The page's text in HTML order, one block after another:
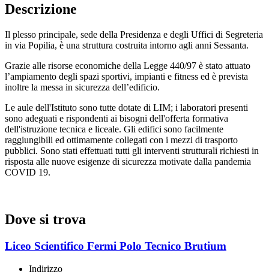
Descrizione
Il plesso principale, sede della Presidenza e degli Uffici di Segreteria
in via Popilia, è una struttura costruita intorno agli anni Sessanta.
Grazie alle risorse economiche della Legge 440/97 è stato attuato
l’ampiamento degli spazi sportivi, impianti e fitness ed è prevista
inoltre la messa in sicurezza dell’edificio.
Le aule dell'Istituto sono tutte dotate di LIM; i laboratori presenti
sono adeguati e rispondenti ai bisogni dell'offerta formativa
dell'istruzione tecnica e liceale. Gli edifici sono facilmente
raggiungibili ed ottimamente collegati con i mezzi di trasporto
pubblici. Sono stati effettuati tutti gli interventi strutturali richiesti in
risposta alle nuove esigenze di sicurezza motivate dalla pandemia
COVID 19.
Dove si trova
Liceo Scientifico Fermi Polo Tecnico Brutium
Indirizzo